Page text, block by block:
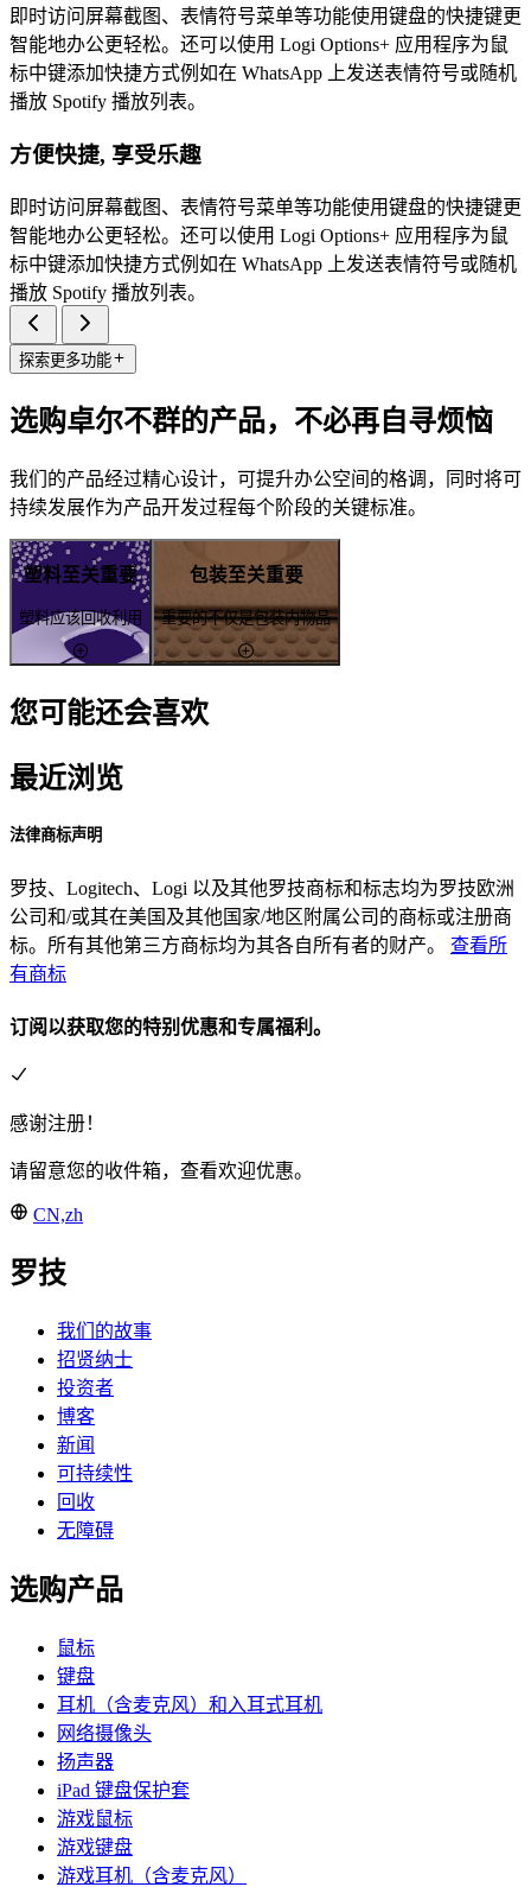
即时访问屏幕截图、表情符号菜单等功能使用键盘的快捷键更
智能地办公更轻松。还可以使用 Logi Options+ 应用程序为鼠
标中键添加快捷方式例如在 WhatsApp 上发送表情符号或随机
播放 Spotify 播放列表。
方便快捷, 享受乐趣
即时访问屏幕截图、表情符号菜单等功能使用键盘的快捷键更
智能地办公更轻松。还可以使用 Logi Options+ 应用程序为鼠
标中键添加快捷方式例如在 WhatsApp 上发送表情符号或随机
播放 Spotify 播放列表。
探索更多功能
选购卓尔不群的产品，不必再自寻烦恼
我们的产品经过精心设计，可提升办公空间的格调，同时将可
持续发展作为产品开发过程每个阶段的关键标准。
塑料至关重要
塑料应该回收利用
包装至关重要
重要的不仅是包装内物品
您可能还会喜欢
最近浏览
法律商标声明
罗技、Logitech、Logi 以及其他罗技商标和标志均为罗技欧洲
公司和/或其在美国及其他国家/地区附属公司的商标或注册商
标。所有其他第三方商标均为其各自所有者的财产。 查看所
有商标
订阅以获取您的特别优惠和专属福利。
感谢注册！
请留意您的收件箱，查看欢迎优惠。
CN,zh
罗技
我们的故事
招贤纳士
投资者
博客
新闻
可持续性
回收
无障碍
选购产品
鼠标
键盘
耳机（含麦克风）和入耳式耳机
网络摄像头
扬声器
iPad 键盘保护套
游戏鼠标
游戏键盘
游戏耳机（含麦克风）